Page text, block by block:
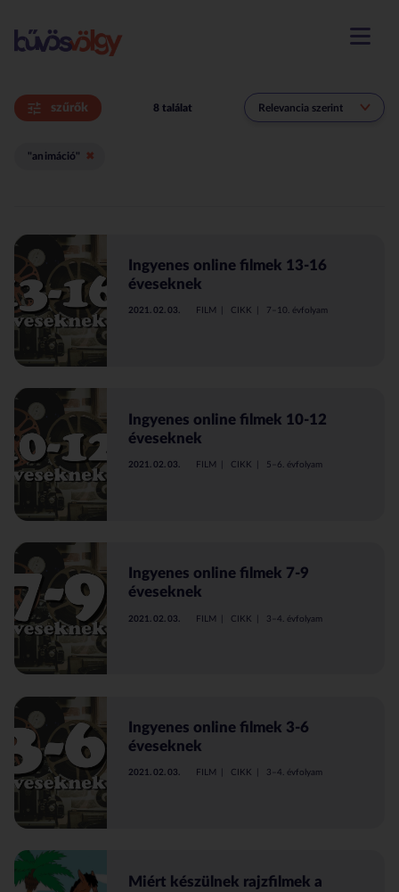
menü
szűrők
"animáció"
8 találat
Ingyenes online filmek 13-16
éveseknek
2021. 02. 03. FILM CIKK 7–10. évfolyam
Ingyenes online filmek 10-12
éveseknek
2021. 02. 03. FILM CIKK 5–6. évfolyam
Ingyenes online filmek 7-9
éveseknek
2021. 02. 03. FILM CIKK 3–4. évfolyam
Ingyenes online filmek 3-6
éveseknek
2021. 02. 03. FILM CIKK 3–4. évfolyam
Miért készülnek rajzfilmek a